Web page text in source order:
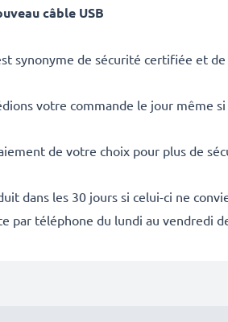
câble USB
synonyme de sécurité certifiée et
votre commande le jour même
de votre choix pour plus de
dans les 30 jours si celui-ci ne
par téléphone du lundi au vendredi